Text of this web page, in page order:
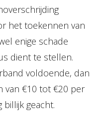
het toekennen van
enige schade
dient te stellen.
voldoende, dan
van €10 tot €20 per
billijk geacht.